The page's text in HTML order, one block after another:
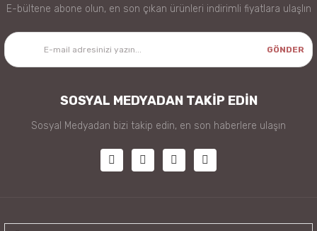
E-bültene abone olun, en son çıkan ürünleri indirimli fiyatlara ulaşlın
GÖNDER
SOSYAL MEDYADAN TAKİP EDİN
Sosyal Medyadan bizi takip edin, en son haberlere ulaşın